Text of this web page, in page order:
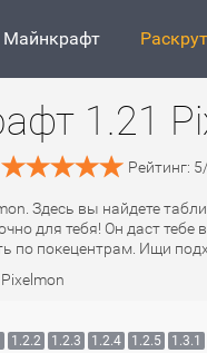
Майнкрафт
1.21
Рейтинг: 5/
Здесь вы найдете
для тебя! Он даст
по покецентрам. Ищи
Pixelmon
1.2.2 1.2.3 1.2.4 1.2.5 1.3.1